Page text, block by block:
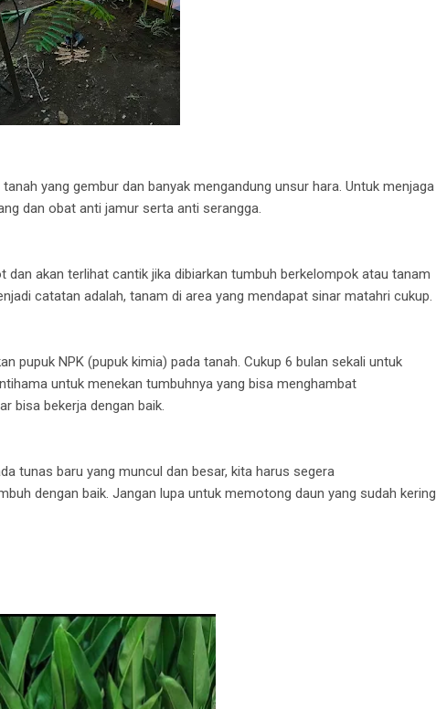
yang gembur dan banyak mengandung unsur hara. Untuk menjaga
dan obat anti jamur serta anti serangga.
dan akan terlihat cantik jika dibiarkan tumbuh berkelompok atau tanam
catatan adalah, tanam di area yang mendapat sinar matahri cukup.
pupuk NPK (pupuk kimia) pada tanah. Cukup 6 bulan sekali untuk
untuk menekan tumbuhnya yang bisa menghambat
bisa bekerja dengan baik.
tunas baru yang muncul dan besar, kita harus segera
dengan baik. Jangan lupa untuk memotong daun yang sudah kering